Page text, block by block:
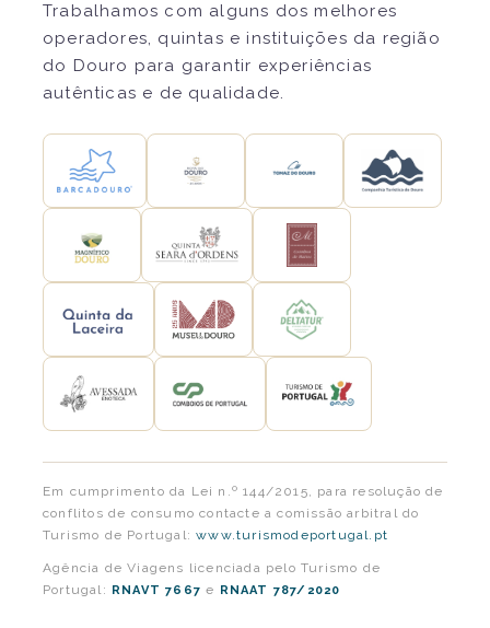
Trabalhamos com alguns dos melhores
operadores, quintas e instituições da região
do Douro para garantir experiências
autênticas e de qualidade.
Em cumprimento da Lei n.º 144/2015, para resolução de
conflitos de consumo contacte a comissão arbitral do
Turismo de Portugal:www.turismodeportugal.pt
Agência de Viagens licenciada pelo Turismo de
Portugal:
RNAVT 7667 e RNAAT 787/2020